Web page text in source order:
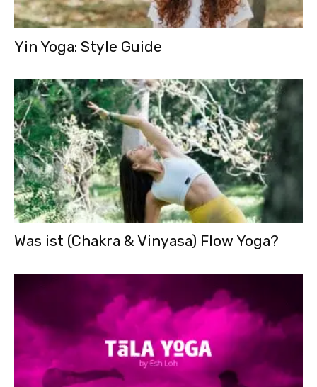
Yin Yoga: Style Guide
Was ist (Chakra & Vinyasa) Flow Yoga?